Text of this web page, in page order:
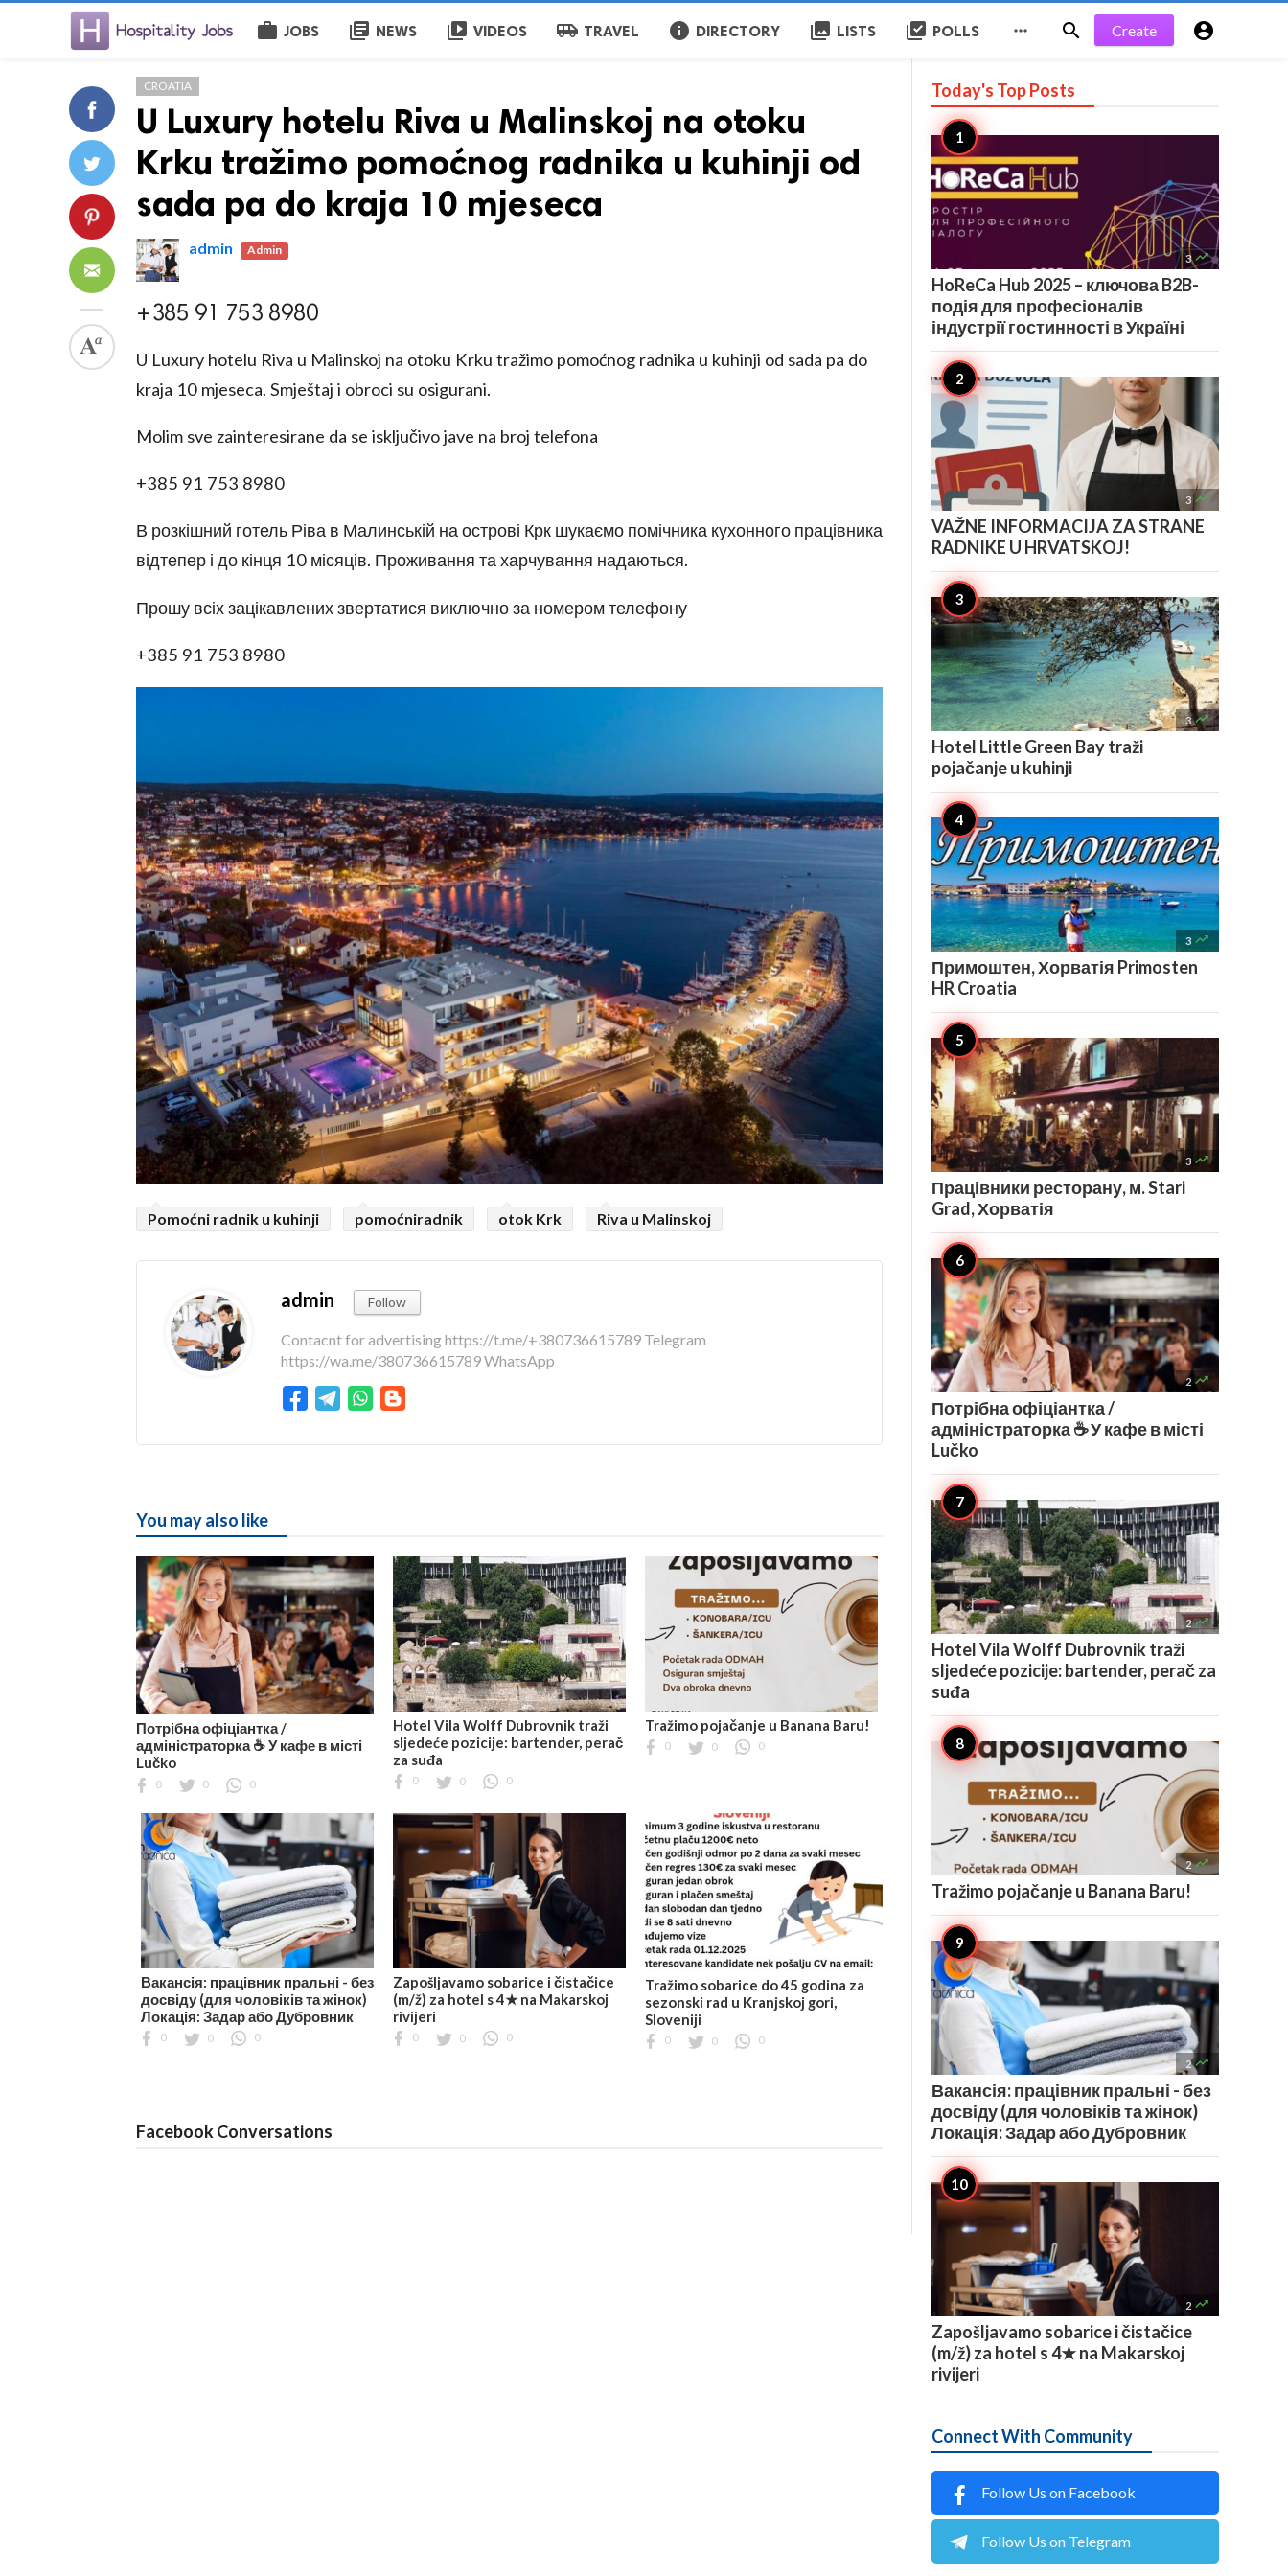
work JOBS library_books NEWS video_library VIDEOS airport_shuttle TRAVEL info DIRECTORY collections LISTS library_add_check POLLS   Create 
CROATIA
U Luxury hotelu Riva u Malinskoj na otoku
Krku tražimo pomoćnog radnika u kuhinji od
sada pa do kraja 10 mjeseca
admin Admin
+385 91 753 8980
U Luxury hotelu Riva u Malinskoj na otoku Krku tražimo pomoćnog radnika u kuhinji od sada pa do
kraja 10 mjeseca. Smještaj i obroci su osigurani.
Molim sve zainteresirane da se isključivo jave na broj telefona
+385 91 753 8980
В розкішний готель Ріва в Малинській на острові Крк шукаємо помічника кухонного працівника
відтепер і до кінця 10 місяців. Проживання та харчування надаються.
Прошу всіх зацікавлених звертатися виключно за номером телефону
+385 91 753 8980
Pomoćni radnik u kuhinji pomoćniradnik otok Krk Riva u Malinskoj
admin Follow
Contacnt for advertising https://t.me/+380736615789 Telegram
https://wa.me/380736615789 WhatsApp
You may also like
Потрібна офіціантка /
адміністраторка ☕️ У кафе в місті
Lučko
0 0 0
Hotel Vila Wolff Dubrovnik traži
sljedeće pozicije: bartender, perač
za suđa
0 0 0
Tražimo pojačanje u Banana Baru!
0 0 0
Вакансія: працівник пральні - без
досвіду (для чоловіків та жінок)
Локація: Задар або Дубровник
0 0 0
Zapošljavamo sobarice i čistačice
(m/ž) za hotel s 4★ na Makarskoj
rivijeri
0 0 0
Tražimo sobarice do 45 godina za
sezonski rad u Kranjskoj gori,
Sloveniji
0 0 0
Facebook Conversations
Today's TopPosts
3 
HoReCa Hub 2025 – ключова B2B-
подія для професіоналів
індустрії гостинності в Україні
3 
VAŽNE INFORMACIJA ZA STRANE
RADNIKE U HRVATSKOJ!
3 
Hotel Little Green Bay traži
pojačanje u kuhinji
3 
Примоштен, Хорватія Primosten
HR Croatia
3 
Працівники ресторану, м. Stari
Grad, Хорватія
2 
Потрібна офіціантка /
адміністраторка ☕️ У кафе в місті
Lučko
2 
Hotel Vila Wolff Dubrovnik traži
sljedeće pozicije: bartender, perač za
suđa
2 
Tražimo pojačanje u Banana Baru!
2 
Вакансія: працівник пральні - без
досвіду (для чоловіків та жінок)
Локація: Задар або Дубровник
2 
Zapošljavamo sobarice i čistačice
(m/ž) za hotel s 4★ na Makarskoj
rivijeri
Connect With Community
Follow Us on Facebook
Follow Us on Telegram